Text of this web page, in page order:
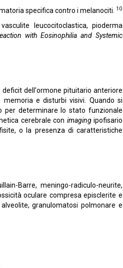
specifica contro i melanociti. 10
leucocitoclastica, pioderma
with Eosinophilia and Systemic
dell'ormone pituitario anteriore
e disturbi visivi. Quando si
per determinare lo stato funzionale
cerebrale con imagingipofisario
o la presenza di caratteristiche
Barre, meningo-radiculo-neurite,
oculare compresa episclerite e
granulomatosi polmonare e